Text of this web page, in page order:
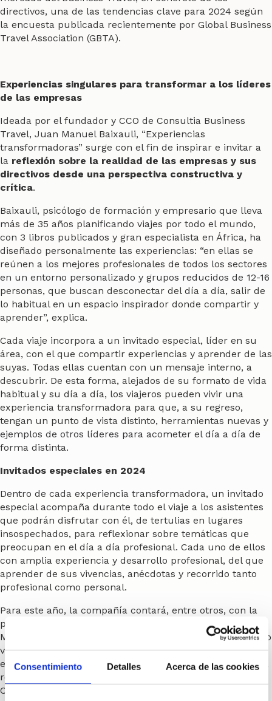
Consentimiento Detalles Acerca de las cookies
directivos, una de las tendencias clave para 2024 según
la encuesta publicada recientemente por Global Business
Travel Association (GBTA).
Experiencias singulares para transformar a los líderes
de las empresas
Ideada por el fundador y CCO de Consultia Business
Travel, Juan Manuel Baixauli, “Experiencias
transformadoras” surge con el fin de inspirar e invitar a
la reflexión sobre la realidad de las empresas y sus
directivos desde una perspectiva constructiva y
crítica.
Baixauli, psicólogo de formación y empresario que lleva
más de 35 años planificando viajes por todo el mundo,
con 3 libros publicados y gran especialista en África, ha
diseñado personalmente las experiencias: “en ellas se
reúnen a los mejores profesionales de todos los sectores
en un entorno personalizado y grupos reducidos de 12-16
personas, que buscan desconectar del día a día, salir de
lo habitual en un espacio inspirador donde compartir y
aprender”, explica.
Cada viaje incorpora a un invitado especial, líder en su
área, con el que compartir experiencias y aprender de las
suyas. Todas ellas cuentan con un mensaje interno, a
descubrir. De esta forma, alejados de su formato de vida
habitual y su día a día, los viajeros pueden vivir una
experiencia transformadora para que, a su regreso,
tengan un punto de vista distinto, herramientas nuevas y
ejemplos de otros líderes para acometer el día a día de
forma distinta.
Invitados especiales en 2024
Dentro de cada experiencia transformadora, un invitado
especial acompaña durante todo el viaje a los asistentes
que podrán disfrutar con él, de tertulias en lugares
insospechados, para reflexionar sobre temáticas que
preocupan en el día a día profesional. Cada uno de ellos
con amplia experiencia y desarrollo profesional, del que
aprender de sus vivencias, anécdotas y recorrido tanto
profesional como personal.
Para este año, la compañía contará, entre otros, con la
participación de los siguientes invitados como: Jorge
Martínez “Aspar”, piloto de motociclismo español y cuatro
veces campeón del mundo. Fundador y CEO de la
escudería de motos líder en el mundo; Maribel Vilaplana,
reconocida comunicadora especializada en
Comunicación Corporativa y conductora principal de los